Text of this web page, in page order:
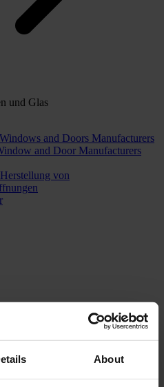
About
und Glas
and Doors Manufacturers
and Door Manufacturers
von